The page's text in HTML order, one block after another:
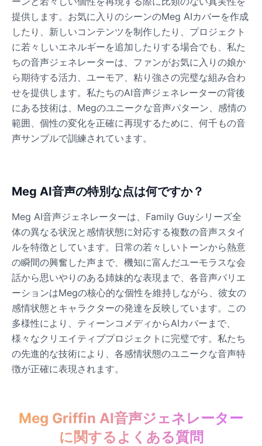
提供します。お気に入りのシーンのMeg AIカバーを作成
したり、新しいコンテンツを制作したり、プロジェクト
に若々しいエネルギーを追加したりする場合でも、私た
ちの音声ジェネレーターは、ファンがお気に入りの娘か
ら期待する活力、ユーモア、粘り強さの完璧な組み合わ
せを提供します。私たちのAI音声ジェネレーターの背後
にある技術は、Megのユニークな音声パターン、感情の
範囲、個性の変化を正確に再現するために、何千もの音
声サンプルで訓練されています。
Meg AI音声の特別な点は何ですか？
Meg AI音声ジェネレーターは、Family Guyシリーズ全
体の異なる状況と感情状態に対応する複数の音声スタイ
ルを特徴としています。日常の若々しいトーンから熱意
の瞬間の興奮した声まで、機知に富んだユーモラスな会
話から思いやりのある姉妹的な表現まで、各音声バリエ
ーションはMegの核心的な個性を維持しながら、彼女の
感情状態とキャラクターの発達を反映しています。この
多様性により、ティーンコメディからAIカバーまで、
様々なクリエイティブプロジェクトに完璧です。私たち
の先進的な技術により、各感情状態のユニークな音声特
徴が正確に表現されます。
Meg Griffin AI音声ジェネレーター
に関するよくある質問